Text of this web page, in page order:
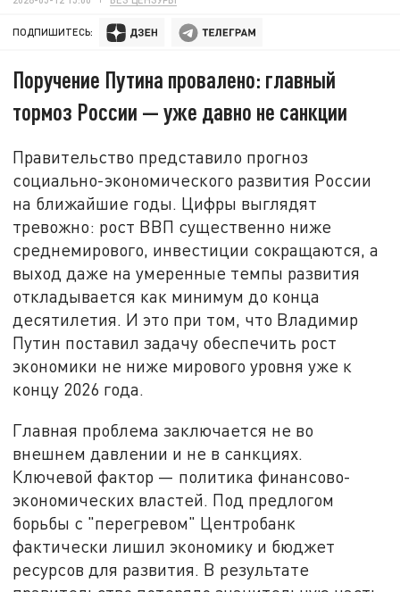
ПОДПИШИТЕСЬ:
Поручение Путина провалено: главный
тормоз России — уже давно не санкции
Правительство представило прогноз
социально-экономического развития России
на ближайшие годы. Цифры выглядят
тревожно: рост ВВП существенно ниже
среднемирового, инвестиции сокращаются, а
выход даже на умеренные темпы развития
откладывается как минимум до конца
десятилетия. И это при том, что Владимир
Путин поставил задачу обеспечить рост
экономики не ниже мирового уровня уже к
концу 2026 года.
Главная проблема заключается не во
внешнем давлении и не в санкциях.
Ключевой фактор — политика финансово-
экономических властей. Под предлогом
борьбы с "перегревом" Центробанк
фактически лишил экономику и бюджет
ресурсов для развития. В результате